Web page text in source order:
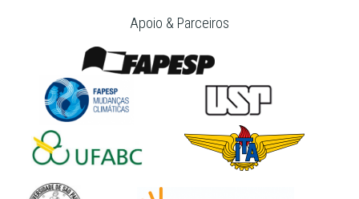
Apoio & Parceiros